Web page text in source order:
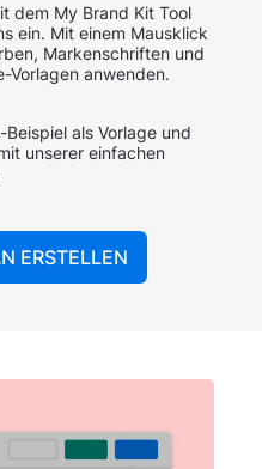
dem My Brand Kit Tool
ein. Mit einem Mausklick
Markenschriften und
Vorlagen anwenden.
als Vorlage und
unserer einfachen
ERSTELLEN